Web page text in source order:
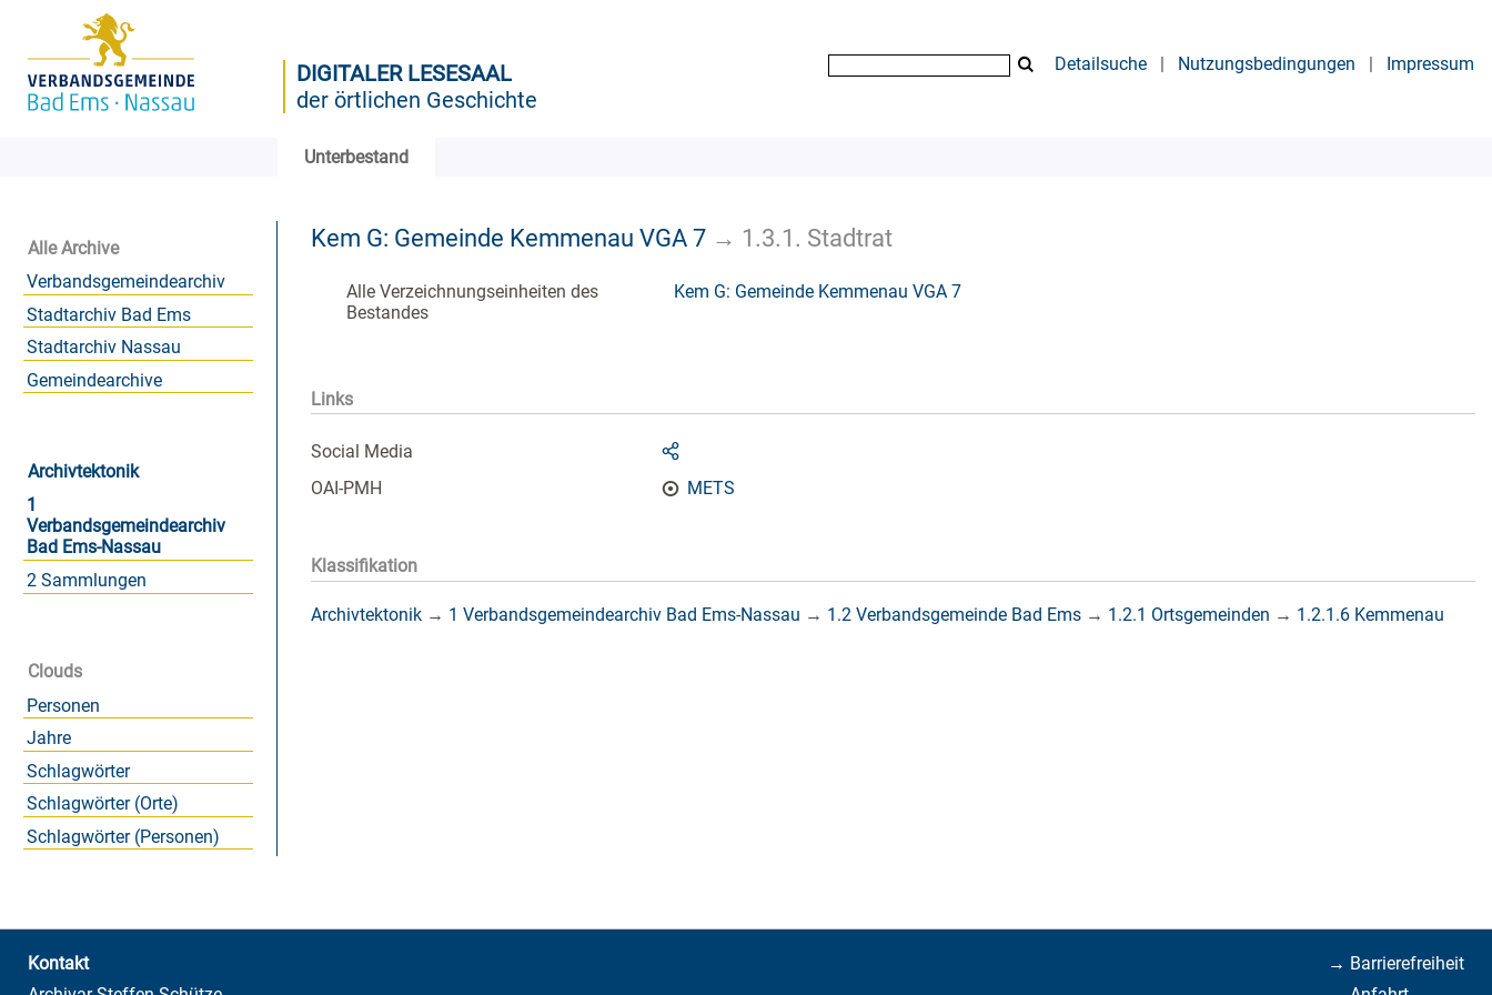
DIGITALER LESESAAL
der örtlichen Geschichte
Detailsuche | Nutzungsbedingungen | Impressum
Unterbestand
Alle Archive
Verbandsgemeindearchiv
Stadtarchiv Bad Ems
Stadtarchiv Nassau
Gemeindearchive
Archivtektonik
1
Verbandsgemeindearchiv
Bad Ems-Nassau
2 Sammlungen
Clouds
Personen
Jahre
Schlagwörter
Schlagwörter (Orte)
Schlagwörter (Personen)
Kem G: Gemeinde Kemmenau VGA 7 → 1.3.1. Stadtrat
Alle Verzeichnungseinheiten des
Bestandes
Kem G: Gemeinde Kemmenau VGA 7
Links
Social Media
OAI-PMH
METS
Klassifikation
Archivtektonik → 1 Verbandsgemeindearchiv Bad Ems-Nassau → 1.2 Verbandsgemeinde Bad Ems → 1.2.1 Ortsgemeinden → 1.2.1.6 Kemmenau
→ Barrierefreiheit
Kontakt